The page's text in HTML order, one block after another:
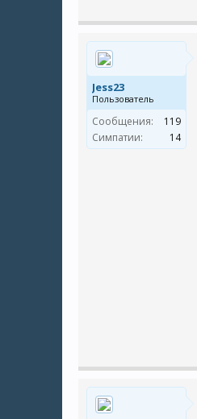
Jess23
Пользователь
Сообщения:
119
Симпатии:
14